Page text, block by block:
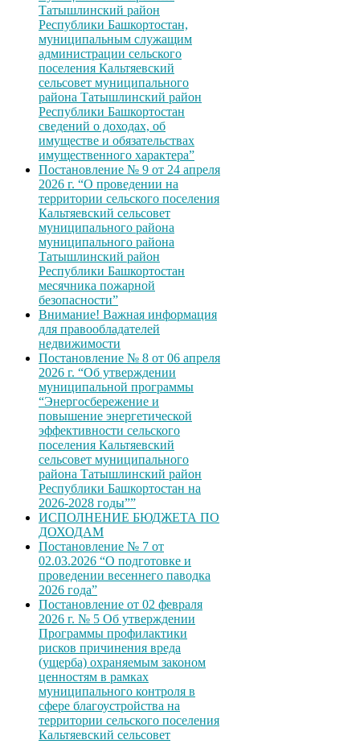
Татышлинский район
Республики Башкортостан,
муниципальным служащим
администрации сельского
поселения Кальтяевский
сельсовет муниципального
района Татышлинский район
Республики Башкортостан
сведений о доходах, об
имуществе и обязательствах
имущественного характера”
Постановление № 9 от 24 апреля
2026 г. “О проведении на
территории сельского поселения
Кальтяевский сельсовет
муниципального района
муниципального района
Татышлинский район
Республики Башкортостан
месячника пожарной
безопасности”
Внимание! Важная информация
для правообладателей
недвижимости
Постановление № 8 от 06 апреля
2026 г. “Об утверждении
муниципальной программы
“Энергосбережение и
повышение энергетической
эффективности сельского
поселения Кальтяевский
сельсовет муниципального
района Татышлинский район
Республики Башкортостан на
2026-2028 годы””
ИСПОЛНЕНИЕ БЮДЖЕТА ПО
ДОХОДАМ
Постановление № 7 от
02.03.2026 “О подготовке и
проведении весеннего паводка
2026 года”
Постановление от 02 февраля
2026 г. № 5 Об утверждении
Программы профилактики
рисков причинения вреда
(ущерба) охраняемым законом
ценностям в рамках
муниципального контроля в
сфере благоустройства на
территории сельского поселения
Кальтяевский сельсовет